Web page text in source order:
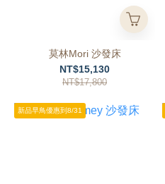
莫林Mori 沙發床
NT$15,130
NT$17,800
新品早鳥優惠到8/31